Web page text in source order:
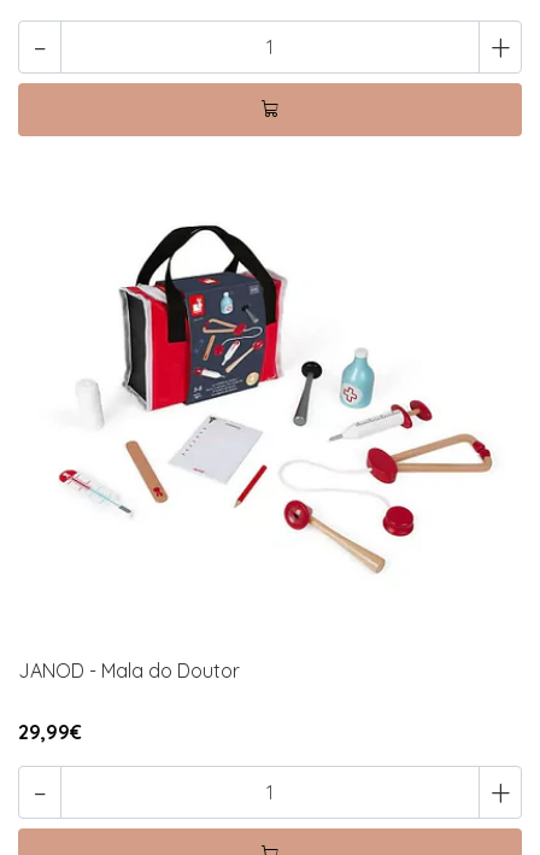
- +
JANOD - Mala do Doutor
29,99€
- +